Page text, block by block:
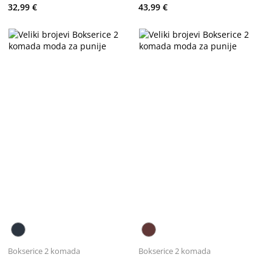
32,99 € 43,99 €
Bokserice 2 komada Bokserice 2 komada